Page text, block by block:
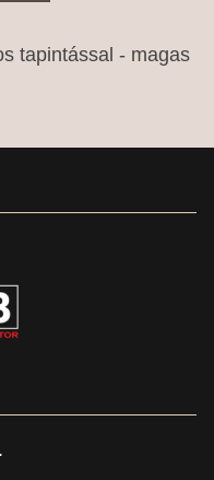
tapintással - magas